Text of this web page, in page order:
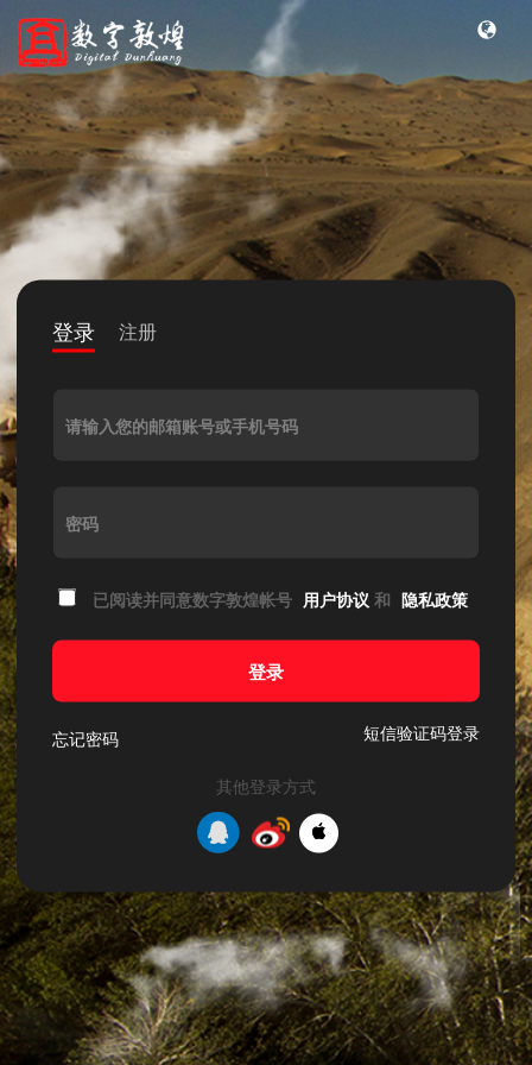
登录 注册
请输入您的邮箱账号或手机号码
密码
已阅读并同意数字敦煌帐号 用户协议 和 隐私政策
登录
忘记密码 短信验证码登录
其他登录方式